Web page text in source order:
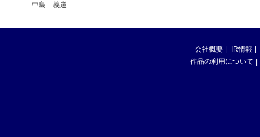
中島 義道
会社概要 IR情報
作品の利用について